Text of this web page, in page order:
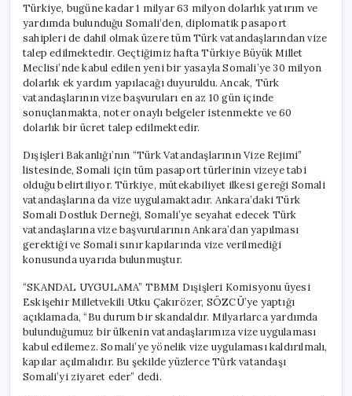
ve
Vize
Uygulamaları
için
Türkiye, bugüne kadar 1 milyar 63 milyon dolarlık yatırım ve
yardımda bulunduğu Somali’den, diplomatik pasaport
sahipleri de dahil olmak üzere tüm Türk vatandaşlarından vize
talep edilmektedir. Geçtiğimiz hafta Türkiye Büyük Millet
Meclisi’nde kabul edilen yeni bir yasayla Somali’ye 30 milyon
dolarlık ek yardım yapılacağı duyuruldu. Ancak, Türk
vatandaşlarının vize başvuruları en az 10 gün içinde
sonuçlanmakta, noter onaylı belgeler istenmekte ve 60
dolarlık bir ücret talep edilmektedir.
Dışişleri Bakanlığı’nın “Türk Vatandaşlarının Vize Rejimi”
listesinde, Somali için tüm pasaport türlerinin vizeye tabi
olduğu belirtiliyor. Türkiye, mütekabiliyet ilkesi gereği Somali
vatandaşlarına da vize uygulamaktadır. Ankara’daki Türk
Somali Dostluk Derneği, Somali’ye seyahat edecek Türk
vatandaşlarına vize başvurularının Ankara’dan yapılması
gerektiği ve Somali sınır kapılarında vize verilmediği
konusunda uyarıda bulunmuştur.
“SKANDAL UYGULAMA” TBMM Dışişleri Komisyonu üyesi
Eskişehir Milletvekili Utku Çakırözer, SÖZCÜ’ye yaptığı
açıklamada, “Bu durum bir skandaldır. Milyarlarca yardımda
bulunduğumuz bir ülkenin vatandaşlarımıza vize uygulaması
kabul edilemez. Somali’ye yönelik vize uygulaması kaldırılmalı,
kapılar açılmalıdır. Bu şekilde yüzlerce Türk vatandaşı
Somali’yi ziyaret eder” dedi.